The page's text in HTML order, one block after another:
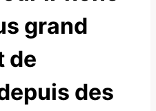
grand
de
des